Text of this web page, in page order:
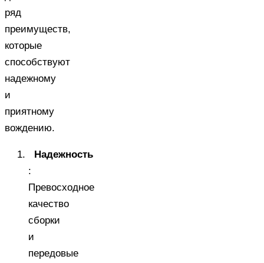
ряд
преимуществ,
которые
способствуют
надежному
и
приятному
вождению.
Надежность
:
Превосходное
качество
сборки
и
передовые